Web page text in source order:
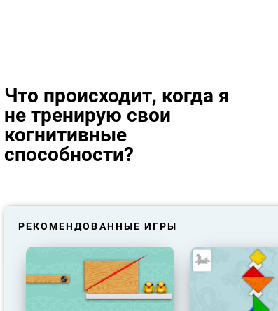
Что происходит, когда я
не тренирую свои
когнитивные
способности?
РЕКОМЕНДОВАННЫЕ ИГРЫ